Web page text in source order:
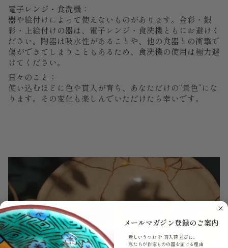
電子レンジ・食洗機：
器や絵付けによって使えないものがあります。金彩・銀
彩・上絵付けの器は、電子レンジ・食洗機ともにお避けく
ださい。陶器は吸水性があることや、他の食器との衝撃で
傷ができてしまうこともあるため、食洗機の使用は極力避
けてください。
日々のこと：
使い込むほどに色や貫入が育ち、あなただけの“景色”にな
ります。その変化も楽しんでいただけたら幸いです。
メールマガジン登録のご案内
新しいうつわ や 再入荷 並びに、
私たちが作家ものの器を届ける理由